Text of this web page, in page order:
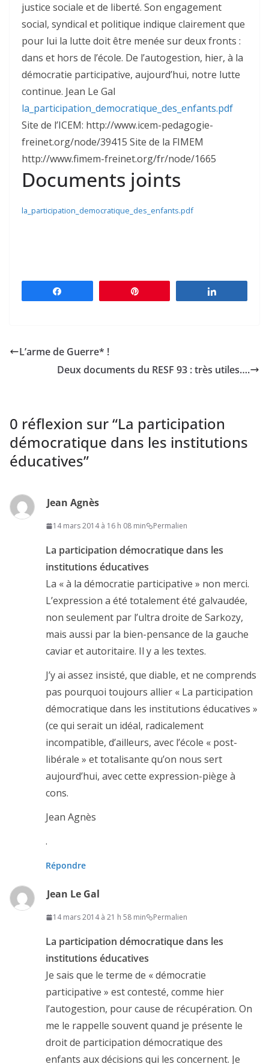
justice sociale et de liberté. Son engagement
social, syndical et politique indique clairement que
pour lui la lutte doit être menée sur deux fronts :
dans et hors de l’école. De l’autogestion, hier, à la
démocratie participative, aujourd’hui, notre lutte
continue. Jean Le Gal
la_participation_democratique_des_enfants.pdf
Site de l’ICEM: http://www.icem-pedagogie-
freinet.org/node/39415 Site de la FIMEM
http://www.fimem-freinet.org/fr/node/1665
Documents joints
la_participation_democratique_des_enfants.pdf
L’arme de Guerre* !
Deux documents du RESF 93 : très utiles….
0 réflexion sur “La participation
démocratique dans les institutions
éducatives”
Jean Agnès
14 mars 2014 à 16 h 08 min Permalien
La participation démocratique dans les
institutions éducatives
La « à la démocratie participative » non merci.
L’expression a été totalement été galvaudée,
non seulement par l’ultra droite de Sarkozy,
mais aussi par la bien-pensance de la gauche
caviar et autoritaire. Il y a les textes.
J’y ai assez insisté, que diable, et ne comprends
pas pourquoi toujours allier « La participation
démocratique dans les institutions éducatives »
(ce qui serait un idéal, radicalement
incompatible, d’ailleurs, avec l’école « post-
libérale » et totalisante qu’on nous sert
aujourd’hui, avec cette expression-piège à
cons.
Jean Agnès
.
Répondre
Jean Le Gal
14 mars 2014 à 21 h 58 min Permalien
La participation démocratique dans les
institutions éducatives
Je sais que le terme de « démocratie
participative » est contesté, comme hier
l’autogestion, pour cause de récupération. On
me le rappelle souvent quand je présente le
droit de participation démocratique des
enfants aux décisions qui les concernent. Je